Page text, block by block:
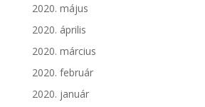
2020. május
2020. április
2020. március
2020. február
2020. január